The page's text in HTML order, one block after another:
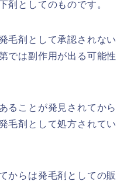
剤としてのものです。
毛剤として承認されない
では副作用が出る可能性
ることが発見されてから
毛剤として処方されてい
からは発毛剤としての販